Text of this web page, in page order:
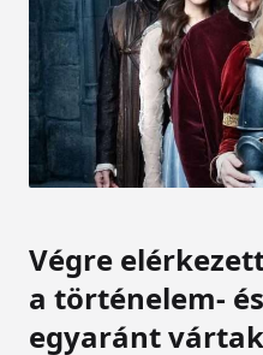
Végre
a történelem-
egyaránt